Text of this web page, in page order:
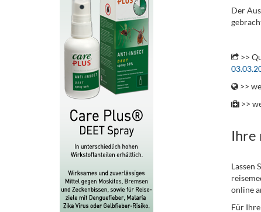
Der
>>
>>
>>
Ihre
Lassen
online
Für